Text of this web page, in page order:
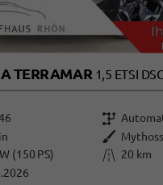
TERRAMAR 1,5 ETSI
(150 PS)
20 km